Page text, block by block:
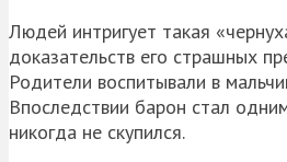
Людей интригует такая
доказательств его страшных
Родители воспитывали в
Впоследствии барон стал
никогда не скупился.